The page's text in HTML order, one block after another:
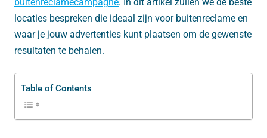
locaties bespreken die ideaal zijn voor buitenreclame en
waar je jouw advertenties kunt plaatsen om de gewenste
resultaten te behalen.
Table of Contents